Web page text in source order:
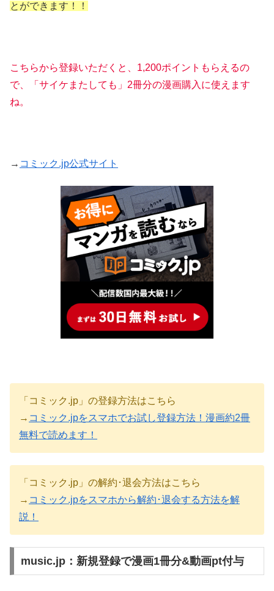
とができます！！
こちらから登録いただくと、1,200ポイントもらえるの
で、「サイケまたしても」2冊分の漫画購入に使えます
ね。
→ コミック.jp公式サイト
「コミック.jp」の登録方法はこちら
→ コミック.jpをスマホでお試し登録方法！漫画約2冊
無料で読めます！
「コミック.jp」の解約･退会方法はこちら
→ コミック.jpをスマホから解約･退会する方法を解
説！
music.jp：新規登録で漫画1冊分&動画pt付与